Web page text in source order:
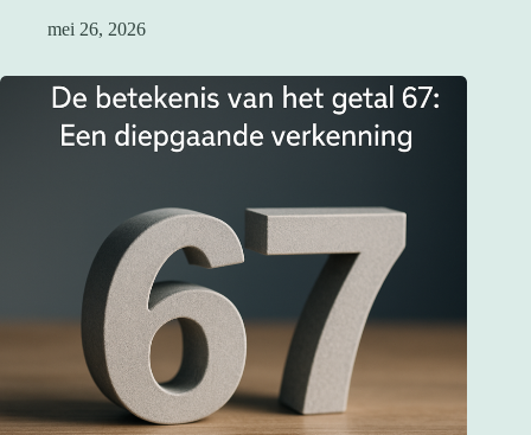
mei 26, 2026